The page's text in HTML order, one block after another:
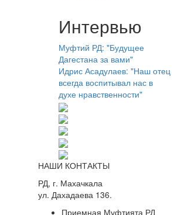
Интервью
Муфтий РД: "Будущее
Дагестана за вами"
Идрис Асадулаев: "Наш отец
всегда воспитывал нас в
духе нравственности"
НАШИ КОНТАКТЫ
РД, г. Махачкала
ул. Дахадаева 136.
Приемная Муфтията РД